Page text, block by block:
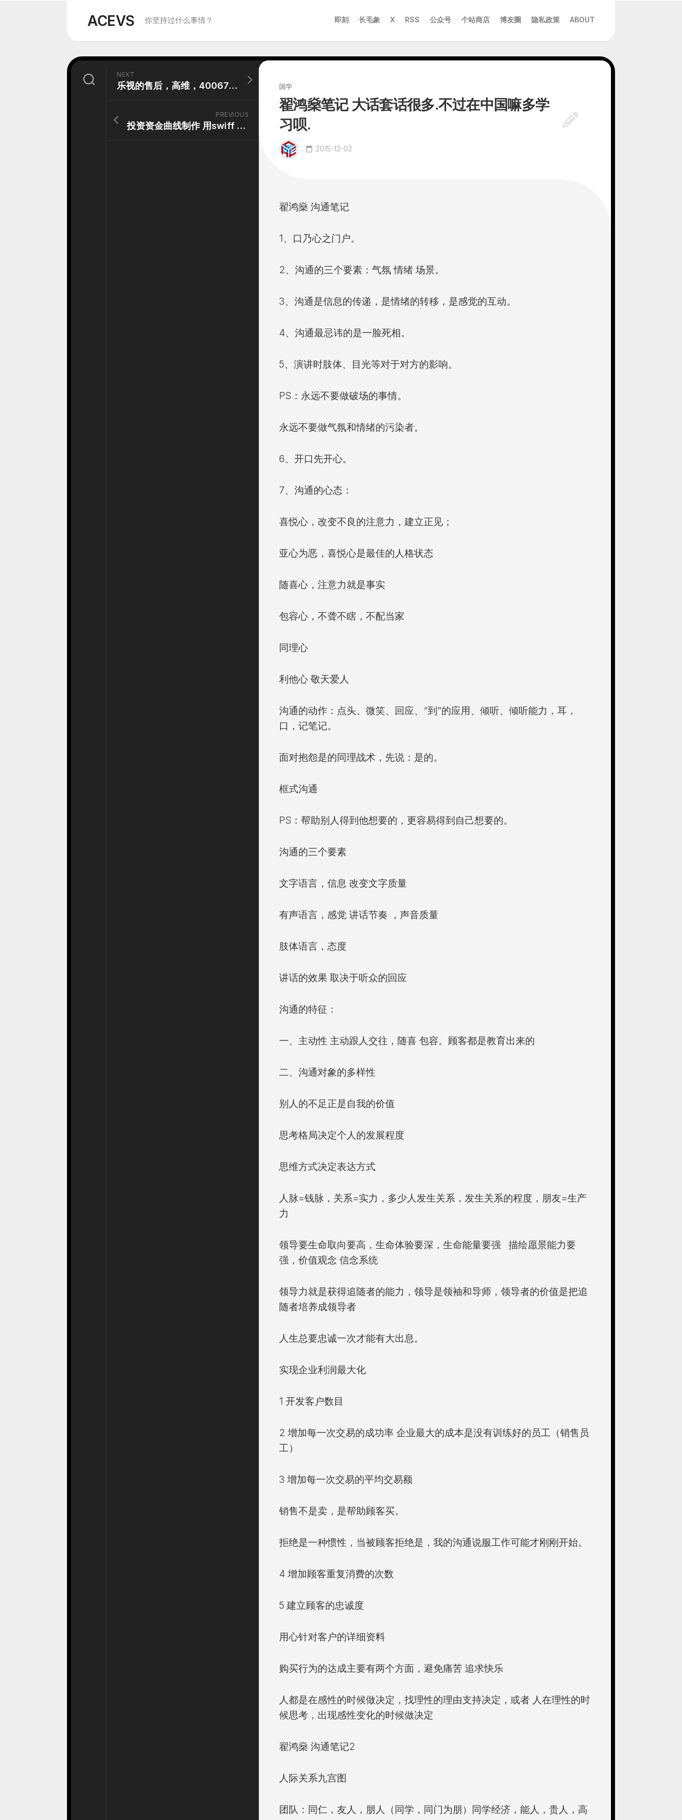
ACEVS 你坚持过什么事情？ 即刻 长毛象 X RSS 公众号 个站商店 博友圈 隐私政策 ABOUT
国学
翟鸿燊笔记 大话套话很多.不过在中国嘛多学
习呗.
2015-12-02
翟鸿燊 沟通笔记
1、口乃心之门户。
2、沟通的三个要素：气氛 情绪 场景。
3、沟通是信息的传递，是情绪的转移，是感觉的互动。
4、沟通最忌讳的是一脸死相。
5、演讲时肢体、目光等对于对方的影响。
PS：永远不要做破场的事情。
永远不要做气氛和情绪的污染者。
6、开口先开心。
7、沟通的心态：
喜悦心，改变不良的注意力，建立正见；
亚心为恶，喜悦心是最佳的人格状态
随喜心，注意力就是事实
包容心，不聋不瞎，不配当家
同理心
利他心 敬天爱人
沟通的动作：点头、微笑、回应、“到”的应用、倾听、倾听能力，耳，
口，记笔记。
面对抱怨是的同理战术，先说：是的。
框式沟通
PS：帮助别人得到他想要的，更容易得到自己想要的。
沟通的三个要素
文字语言，信息 改变文字质量
有声语言，感觉 讲话节奏 ，声音质量
肢体语言，态度
讲话的效果 取决于听众的回应
沟通的特征：
一、主动性 主动跟人交往，随喜 包容。顾客都是教育出来的
二、沟通对象的多样性
别人的不足正是自我的价值
思考格局决定个人的发展程度
思维方式决定表达方式
人脉=钱脉，关系=实力，多少人发生关系，发生关系的程度，朋友=生产
力
领导要生命取向要高，生命体验要深，生命能量要强 描绘愿景能力要
强，价值观念 信念系统
领导力就是获得追随者的能力，领导是领袖和导师，领导者的价值是把追
随者培养成领导者
人生总要忠诚一次才能有大出息。
实现企业利润最大化
1 开发客户数目
2 增加每一次交易的成功率 企业最大的成本是没有训练好的员工（销售员
工）
3 增加每一次交易的平均交易额
销售不是卖，是帮助顾客买。
拒绝是一种惯性，当被顾客拒绝是，我的沟通说服工作可能才刚刚开始。
4 增加顾客重复消费的次数
5 建立顾客的忠诚度
用心针对客户的详细资料
购买行为的达成主要有两个方面，避免痛苦 追求快乐
人都是在感性的时候做决定，找理性的理由支持决定，或者 人在理性的时
候思考，出现感性变化的时候做决定
翟鸿燊 沟通笔记2
人际关系九宫图
团队：同仁，友人，朋人（同学，同门为朋）同学经济，能人，贵人，高
NEXT
乐视的售后，高维，4006782633 010-67850166不负责任。流程有问题。
PREVIOUS
投资资金曲线制作 用swiff chart pro